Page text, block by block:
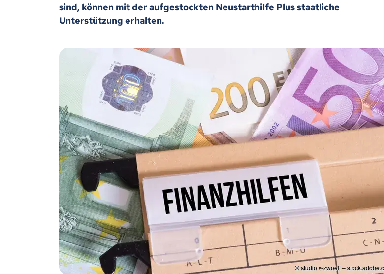
sind, können mit der aufgestockten Neustarthilfe Plus staatliche
Unterstützung erhalten.